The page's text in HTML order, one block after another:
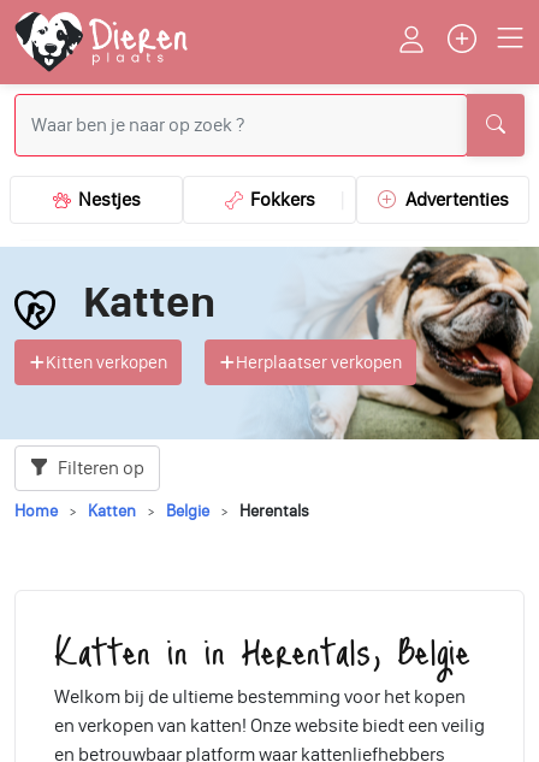
Nestjes Fokkers Advertenties
Katten
Kitten verkopen Herplaatser verkopen
Filteren op
Home Katten Belgie Herentals
Katten in in Herentals, Belgie
Welkom bij de ultieme bestemming voor het kopen
en verkopen van katten! Onze website biedt een veilig
en betrouwbaar platform waar kattenliefhebbers